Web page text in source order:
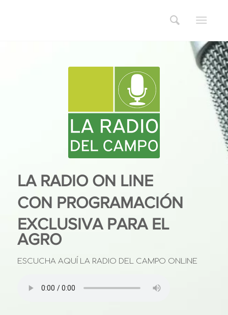
LA RADIO ON LINE
CON PROGRAMACIÓN
EXCLUSIVA PARA EL
AGRO
ESCUCHA AQUÍ LA RADIO DEL CAMPO ONLINE